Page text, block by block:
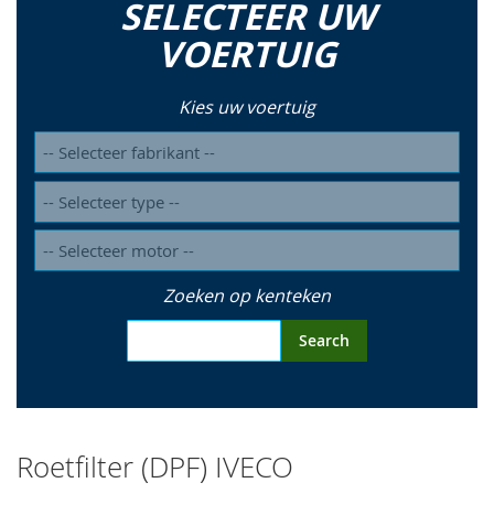
SELECTEER UW
VOERTUIG
Kies uw voertuig
Zoeken op kenteken
Search
Roetfilter (DPF) IVECO